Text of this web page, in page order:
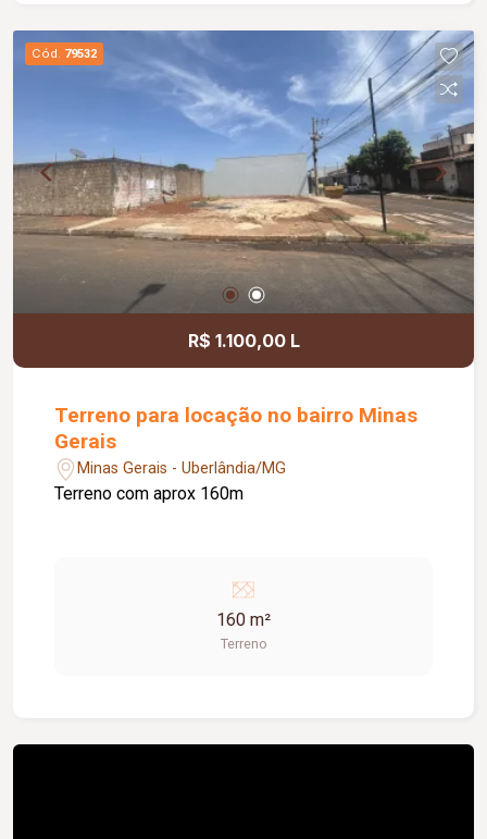
Cód. 79532
R$ 1.100,00 L
Terreno para locação no bairro Minas
Gerais
Minas Gerais - Uberlândia/MG
Terreno com aprox 160m
160 m²
Terreno